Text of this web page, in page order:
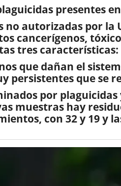
presentes
no autorizadas por
cancerígenos,
tres
que dañan el
persistentes que se
por
muestras hay
con 32 y 19 y